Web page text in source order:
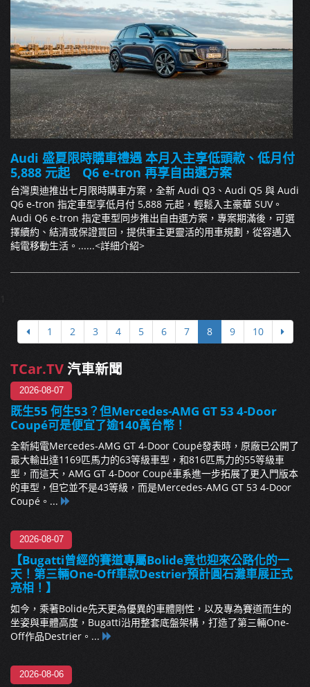
Audi 盛夏限時購車禮遇 本月入主享低頭款、低月付
5,888 元起 Q6 e-tron 再享自由選方案
台灣奧迪推出七月限時購車方案，全新 Audi Q3、Audi Q5 與 Audi
Q6 e-tron 指定車型享低月付 5,888 元起，輕鬆入主豪華 SUV。
Audi Q6 e-tron 指定車型同步推出自由選方案，專案期滿後，可選
擇續約、結清或保證買回，提供車主更靈活的用車規劃，從容邁入
純電移動生活。......<詳細介紹>
1 2 3 4 5 6 7 8 9 10
TCar.TV汽車新聞
2026-08-07
既生55 何生53？但Mercedes-AMG GT 53 4-Door
Coupé可是便宜了逾140萬台幣！
全新純電Mercedes-AMG GT 4-Door Coupé發表時，原廠已公開了
最大輸出達1169匹馬力的63等級車型，和816匹馬力的55等級車
型，而這天，AMG GT 4-Door Coupé車系進一步拓展了更入門版本
的車型，但它並不是43等級，而是Mercedes-AMG GT 53 4-Door
Coupé。...
2026-08-07
【Bugatti曾經的賽道專屬Bolide竟也迎來公路化的一
天！第三輛One-Off車款Destrier預計圓石灘車展正式
亮相！】
如今，乘著Bolide先天更為優異的車體剛性，以及專為賽道而生的
坐姿與車體高度，Bugatti沿用整套底盤架構，打造了第三輛One-
Off作品Destrier。...
2026-08-06